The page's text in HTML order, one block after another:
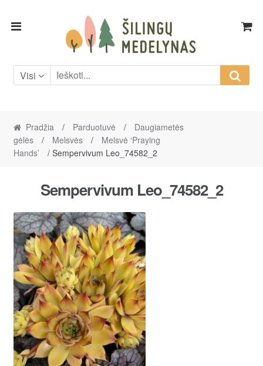
Skip
Skip
Visi
Pradžia / Parduotuvė /
Daugiametės
gėlės
/ Melsvės /
Melsvė ‘Praying
Hands’
/ Sempervivum Leo_74582_2
Sempervivum Leo_74582_2